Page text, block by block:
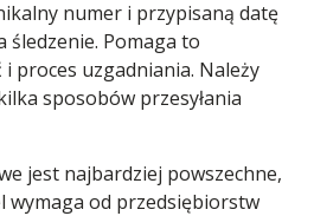
numer i przypisaną datę
śledzenie. Pomaga to
proces uzgadniania. Należy
sposobów przesyłania
jest najbardziej powszechne,
wymaga od przedsiębiorstw